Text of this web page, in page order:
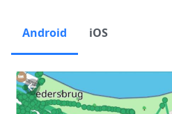
Android iOS